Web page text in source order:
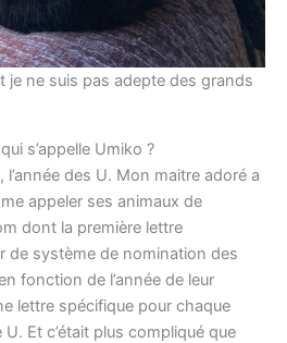
je ne suis pas adepte des grands
s’appelle Umiko ?
des U. Mon maitre adoré a
appeler ses animaux de
dont la première lettre
de système de nomination des
fonction de l’année de leur
lettre spécifique pour chaque
Et c’était plus compliqué que